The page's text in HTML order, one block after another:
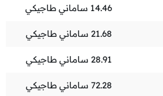
14.46 ساماني طاجيكي
21.68 ساماني طاجيكي
28.91 ساماني طاجيكي
72.28 ساماني طاجيكي